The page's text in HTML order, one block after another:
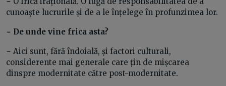
cunoaște lucrurile și de a le înțelege în profunzimea lor.
− De unde vine frica asta?
− Aici sunt, fără îndoială, și factori culturali,
considerente mai generale care țin de mișcarea
dinspre modernitate către post-modernitate.